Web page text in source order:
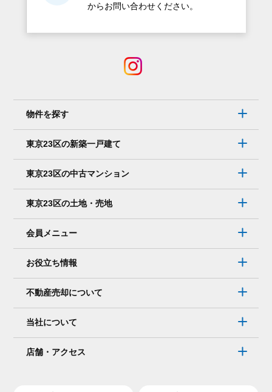
の？
で
は
く、
ー
で
絡
取
た
からお問い合わせください。
物件を探す
東京23区の新築一戸建て
東京23区の中古マンション
東京23区の土地・売地
会員メニュー
お役立ち情報
不動産売却について
当社について
店舗・アクセス